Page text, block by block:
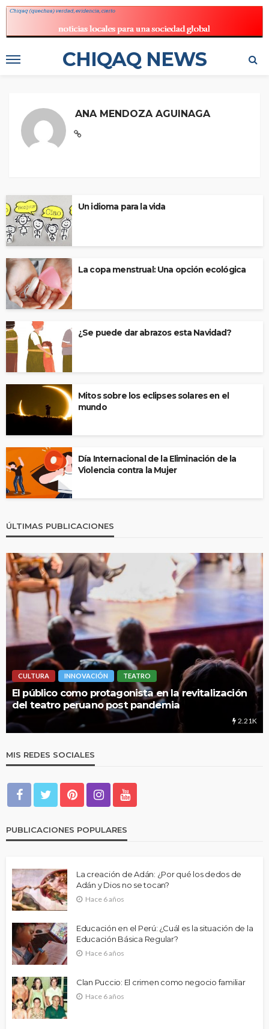
CHIQAQ NEWS
ANA MENDOZA AGUINAGA
Un idioma para la vida
La copa menstrual: Una opción ecológica
¿Se puede dar abrazos esta Navidad?
Mitos sobre los eclipses solares en el
mundo
Día Internacional de la Eliminación de la
Violencia contra la Mujer
ÚLTIMAS PUBLICACIONES
INNOVACIÓN TEATRO
como protagonista en la revitalización
peruano post pandemia
LIMA
UNMSM:
educación
MIS REDES SOCIALES
PUBLICACIONES POPULARES
La creación de Adán: ¿Por qué los dedos de
Adán y Dios no se tocan?
Hace 6 años
Educación en el Perú: ¿Cuál es la situación de la
Educación Básica Regular?
Hace 6 años
Clan Puccio: El crimen como negocio familiar
Hace 6 años